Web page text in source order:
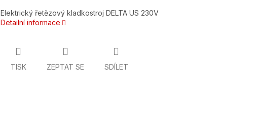
Elektrický řetězový kladkostroj DELTA US 230V
Detailní informace
TISK ZEPTAT SE SDÍLET